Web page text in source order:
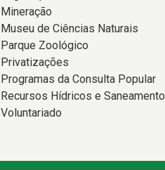
Mineração
Museu de Ciências Naturais
Parque Zoológico
Privatizações
Programas da Consulta Popular
Recursos Hídricos e Saneamento
Voluntariado